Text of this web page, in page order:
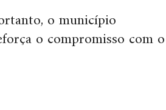
o município
o compromisso com o